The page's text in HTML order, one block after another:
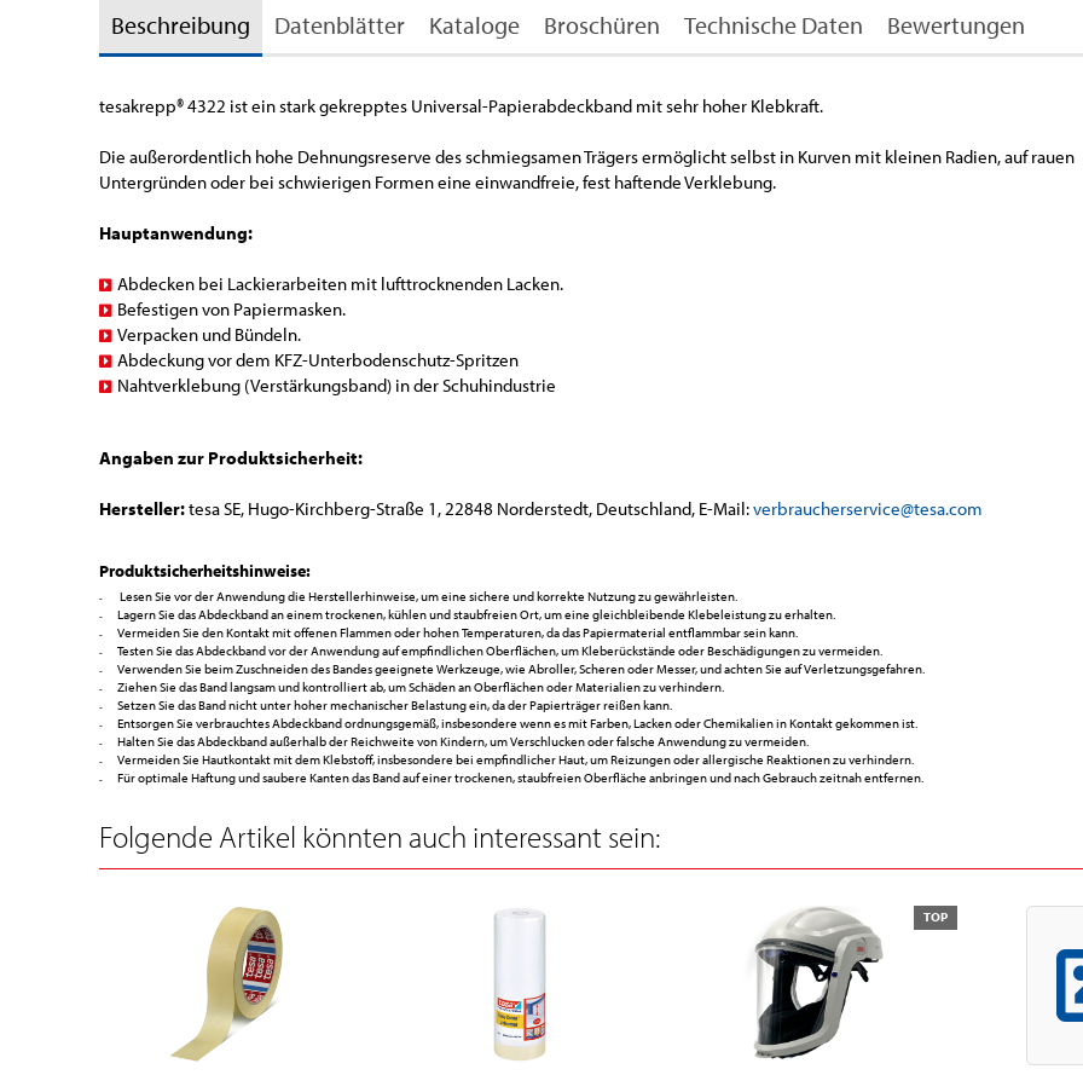
Beschreibung Datenblätter Kataloge Broschüren Technische Daten Bewertungen
tesakrepp®4322 ist ein stark gekrepptes Universal-Papierabdeckband mit sehr hoher Klebkraft.
Die außerordentlich hohe Dehnungsreserve des schmiegsamen Trägers ermöglicht selbst in Kurven mit kleinen Radien, auf rauen
Untergründen oder bei schwierigen Formen eine einwandfreie, fest haftende Verklebung.
Hauptanwendung:
Abdecken bei Lackierarbeiten mit lufttrocknenden Lacken.
Befestigen von Papiermasken.
Verpacken und Bündeln.
Abdeckung vor dem KFZ-Unterbodenschutz-Spritzen
Nahtverklebung (Verstärkungsband) in der Schuhindustrie
Angaben zur Produktsicherheit:
Hersteller:tesa SE, Hugo-Kirchberg-Straße 1, 22848 Norderstedt, Deutschland, E-Mail:verbraucherservice@tesa.com
Produktsicherheitshinweise:
Lesen Sie vor der Anwendung die Herstellerhinweise, um eine sichere und korrekte Nutzung zu gewährleisten.
Lagern Sie das Abdeckband an einem trockenen, kühlen und staubfreien Ort, um eine gleichbleibende Klebeleistung zu erhalten.
Vermeiden Sie den Kontakt mit offenen Flammen oder hohen Temperaturen, da das Papiermaterial entflammbar sein kann.
Testen Sie das Abdeckband vor der Anwendung auf empfindlichen Oberflächen, um Kleberückstände oder Beschädigungen zu vermeiden.
Verwenden Sie beim Zuschneiden des Bandes geeignete Werkzeuge, wie Abroller, Scheren oder Messer, und achten Sie auf Verletzungsgefahren.
Ziehen Sie das Band langsam und kontrolliert ab, um Schäden an Oberflächen oder Materialien zu verhindern.
Setzen Sie das Band nicht unter hoher mechanischer Belastung ein, da der Papierträger reißen kann.
Entsorgen Sie verbrauchtes Abdeckband ordnungsgemäß, insbesondere wenn es mit Farben, Lacken oder Chemikalien in Kontakt gekommen ist.
Halten Sie das Abdeckband außerhalb der Reichweite von Kindern, um Verschlucken oder falsche Anwendung zu vermeiden.
Vermeiden Sie Hautkontakt mit dem Klebstoff, insbesondere bei empfindlicher Haut, um Reizungen oder allergische Reaktionen zu verhindern.
Für optimale Haftung und saubere Kanten das Band auf einer trockenen, staubfreien Oberfläche anbringen und nach Gebrauch zeitnah entfernen.
Folgende Artikel könnten auch interessant sein:
TOP